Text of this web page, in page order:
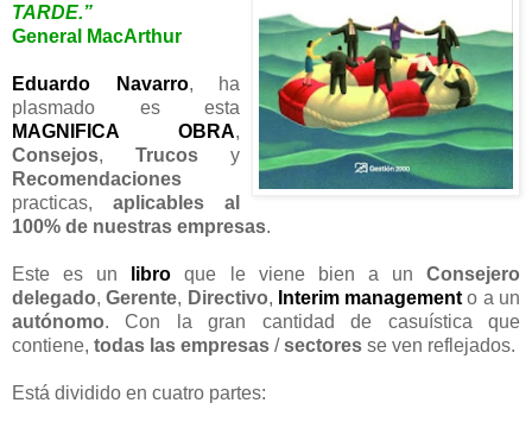
TARDE.”
General MacArthur
Eduardo Navarro, ha
plasmado es esta
MAGNIFICA OBRA,
Consejos, Trucos y
Recomendaciones
practicas, aplicables al
100% de nuestras empresas.
Este es un libro que le viene bien a unConsejero
delegado,Gerente, Directivo, Interim management o a un
autónomo. Con la gran cantidad de casuística que
contiene, todas las empresas /sectores se ven reflejados.
Está dividido en cuatro partes: